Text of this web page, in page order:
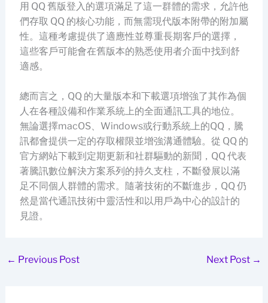
用 QQ 舊版登入的選項滿足了這一群體的需求，允許他
們存取 QQ 的核心功能，而無需現代版本附帶的附加屬
性。這種考慮提供了適應性並尊重長期客戶的選擇，
這些客戶可能會在舊版本的熟悉使用者介面中找到舒
適感。
總而言之，QQ 的大量版本和下載選項增強了其作為個
人在各種設備和作業系統上的全面通訊工具的地位。
無論選擇macOS、Windows或行動系統上的QQ，騰
訊都會提供一定的存取權限並增強溝通體驗。從 QQ 的
官方網站下載到定期更新和社群驅動的新聞，QQ 代表
著騰訊數位解決方案系列的持久支柱，不斷發展以滿
足不同個人群體的需求。隨著技術的不斷進步，QQ 仍
然是當代通訊技術中靈活性和以用戶為中心的設計的
見證。
← Previous Post Next Post →